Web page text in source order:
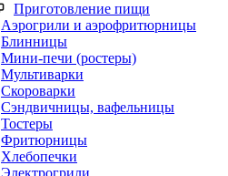
Приготовление пищи
Аэрогрили и аэрофритюрницы
Блинницы
Мини-печи (ростеры)
Мультиварки
Скороварки
Сэндвичницы, вафельницы
Тостеры
Фритюрницы
Хлебопечки
Электрогрили